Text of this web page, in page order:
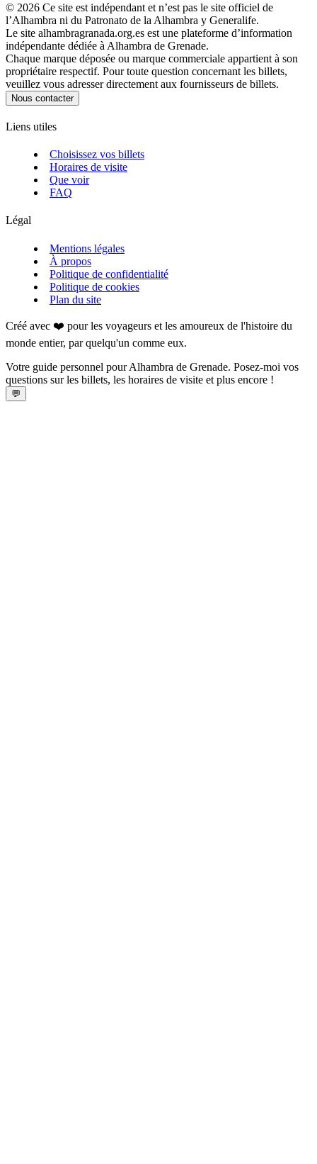
© 2026 Ce site est indépendant et n’est pas le site officiel de
l’Alhambra ni du Patronato de la Alhambra y Generalife.
Le site alhambragranada.org.es est une plateforme d’information
indépendante dédiée à Alhambra de Grenade.
Chaque marque déposée ou marque commerciale appartient à son
propriétaire respectif. Pour toute question concernant les billets,
veuillez vous adresser directement aux fournisseurs de billets.
Nous contacter
Liens utiles
Choisissez vos billets
Horaires de visite
Que voir
FAQ
Légal
Mentions légales
À propos
Politique de confidentialité
Politique de cookies
Plan du site
Créé avec ❤️ pour les voyageurs et les amoureux de l'histoire du
monde entier, par quelqu'un comme eux.
Votre guide personnel pour Alhambra de Grenade. Posez-moi vos
questions sur les billets, les horaires de visite et plus encore !
💬